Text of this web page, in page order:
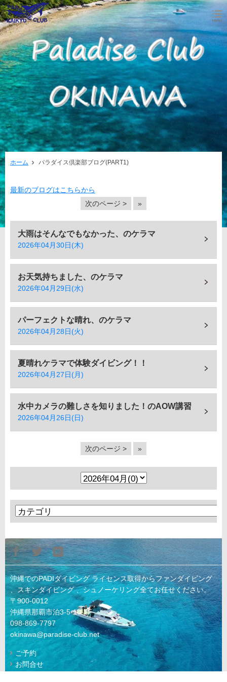
ホーム パラダイス倶楽部ブログ(PART1)
最新のブログはこちらから
次のページ >
»
大雨はそんなでもなかった、のケラマ
2026年04月30日(木)
お天気持ちました、のケラマ
2026年04月29日(水)
パーフェクトな晴れ、のケラマ
2026年04月28日(火)
夏晴れケラマで体験ダイビング！！
2026年04月27日(月)
水中カメラの難しさを知りました！のAOW講習
2026年04月26日(日)
次のページ > »
沖縄でのPADIダイビング ライセンス取得からファンダイビング
、スキンダイビング 、シュノーケリング全てお任せください。
〒900-0012
沖縄県那覇市泊3-5-10-1F
098-869-7797
okinawa@paradise-club.net
ご予約
お問合せ